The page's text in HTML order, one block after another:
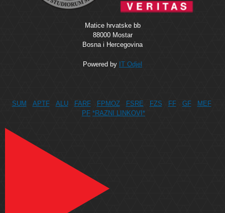
Matice hrvatske bb
88000 Mostar
Bosna i Hercegovina
Powered by IT Odjel
SUM APTF ALU FARF FPMOZ FSRE FZS FF GF
MEF
PF *RAZNI LINKOVI*